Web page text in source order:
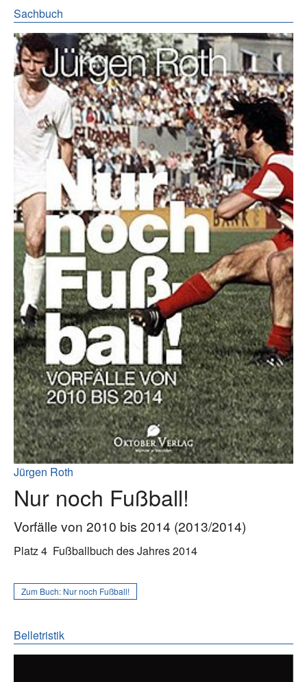
Sachbuch
Jürgen Roth
Nur noch Fußball!
Vorfälle von 2010 bis 2014 (2013/2014)
Platz 4 Fußballbuch des Jahres 2014
Zum Buch: Nur noch Fußball!
Belletristik